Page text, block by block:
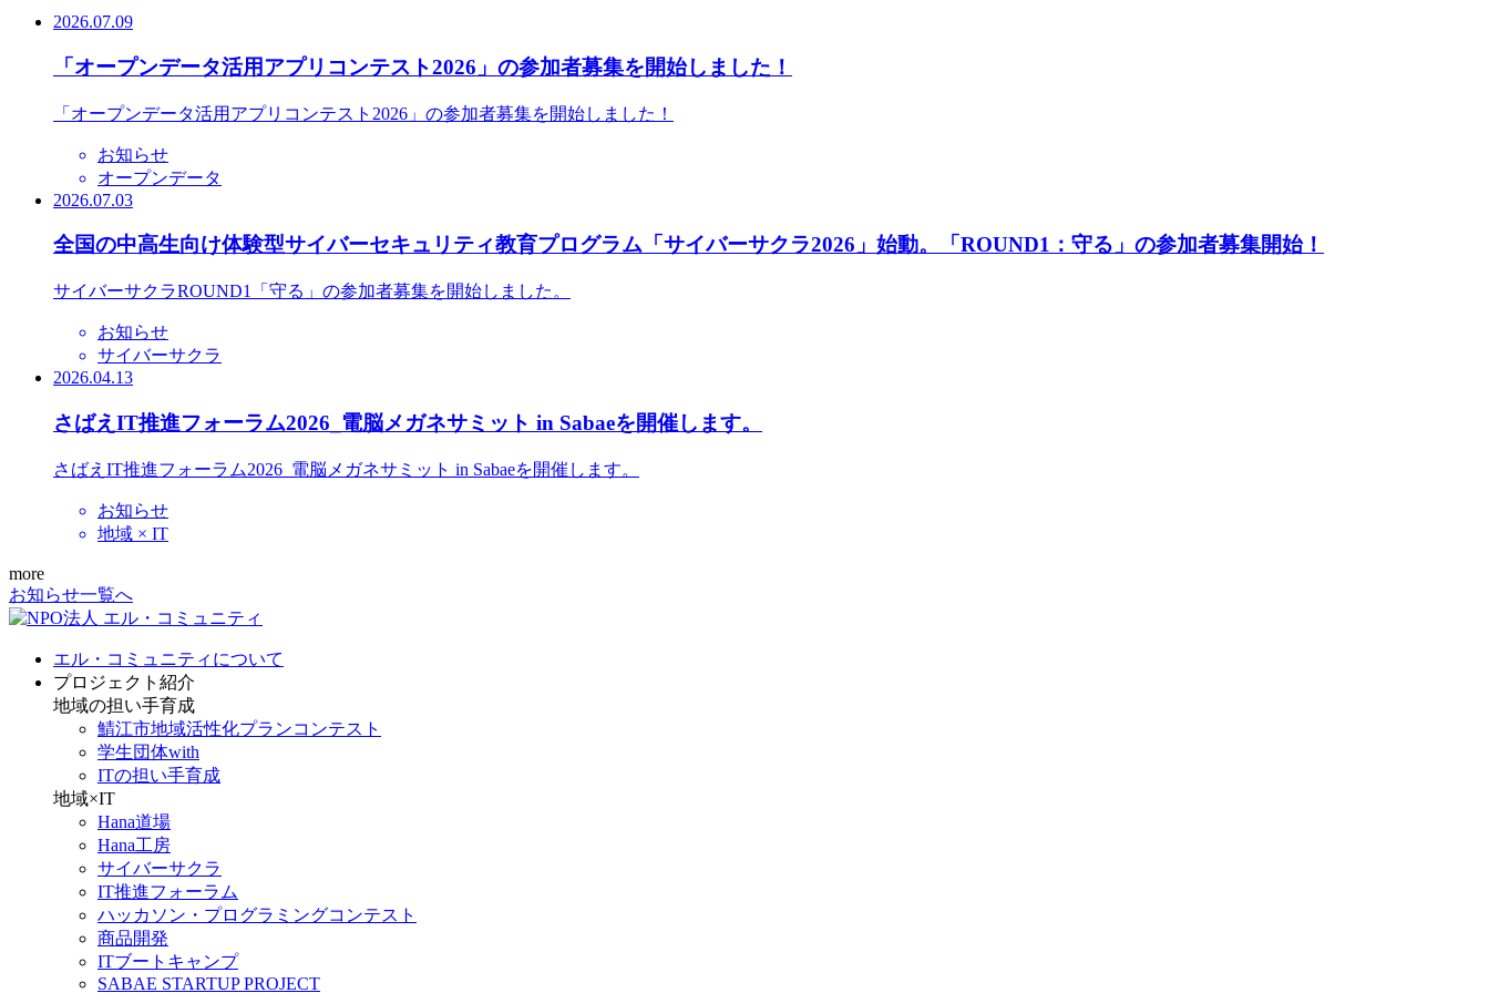
2026.07.09
「オープンデータ活用アプリコンテスト2026」の参加者募集を開始しました！
「オープンデータ活用アプリコンテスト2026」の参加者募集を開始しました！
お知らせ
オープンデータ
2026.07.03
全国の中高生向け体験型サイバーセキュリティ教育プログラム「サイバーサクラ2026」始動。「ROUND1：守る」の参加者募集開始！
サイバーサクラROUND1「守る」の参加者募集を開始しました。
お知らせ
サイバーサクラ
2026.04.13
さばえIT推進フォーラム2026_電脳メガネサミット in Sabaeを開催します。
さばえIT推進フォーラム2026_電脳メガネサミット in Sabaeを開催します。
お知らせ
地域 × IT
more
お知らせ一覧へ
エル・コミュニティについて
プロジェクト紹介
地域の担い手育成
鯖江市地域活性化プランコンテスト
学生団体with
ITの担い手育成
地域×IT
Hana道場
Hana工房
サイバーサクラ
IT推進フォーラム
ハッカソン・プログラミングコンテスト
商品開発
ITブートキャンプ
SABAE STARTUP PROJECT